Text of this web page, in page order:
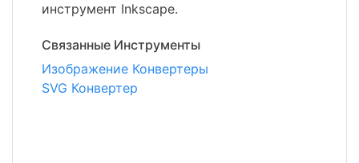
инструмент Inkscape.
Связанные Инструменты
Изображение Конвертеры
SVG Конвертер